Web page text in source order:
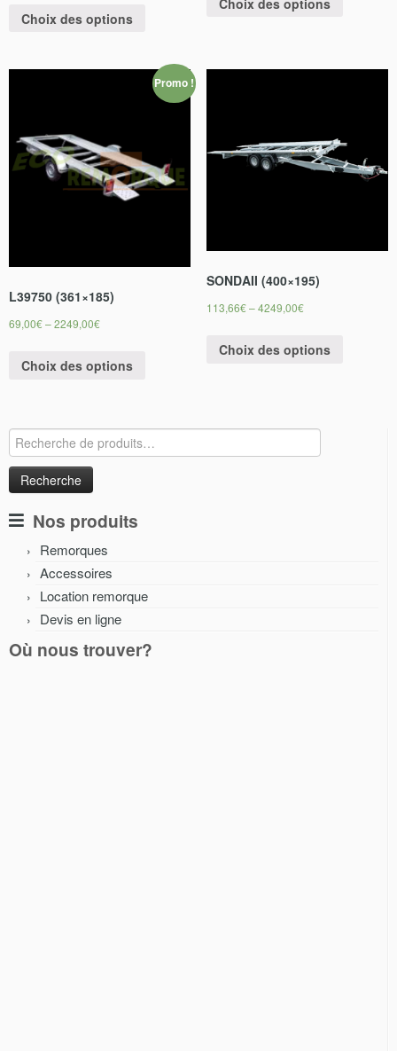
Choix des options
Promo !
L39750 (361×185)
69,00€–2249,00€
Choix des options
SONDAII (400×195)
113,66€–4249,00€
Choix des options
Recherche
pour :
Nos produits
Remorques
Accessoires
Location remorque
Devis en ligne
Où nous trouver?